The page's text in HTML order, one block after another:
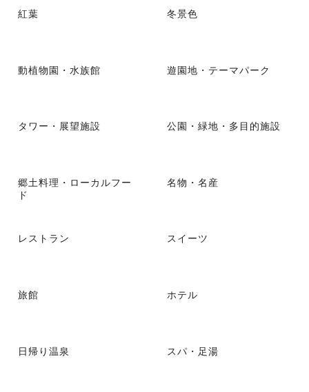
紅葉 冬景色
動植物園・水族館 遊園地・テーマパーク
タワー・展望施設 公園・緑地・多目的施設
郷土料理・ローカルフー
ド
名物・名産
レストラン スイーツ
旅館 ホテル
日帰り温泉 スパ・足湯